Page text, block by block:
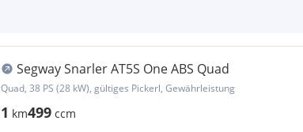
Segway Snarler AT5S One ABS Quad
Quad, 38 PS (28 kW), gültiges Pickerl, Gewährleistung
1 km499 ccm